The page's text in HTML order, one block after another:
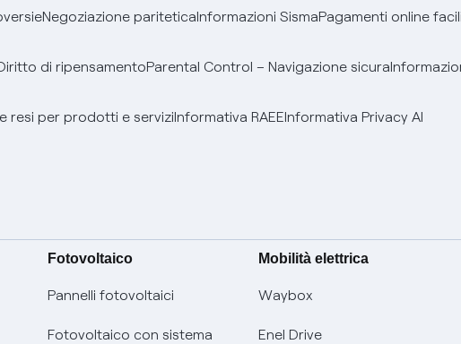
Negoziazione pariteticaInformazioni SismaPagamenti online
di ripensamentoParental Control – Navigazione sicura
resi per prodotti e serviziInformativa RAEEInformativa Privacy AI
Fotovoltaico
Pannelli fotovoltaici
Fotovoltaico con sistema
Mobilità elettrica
Waybox
Enel Drive